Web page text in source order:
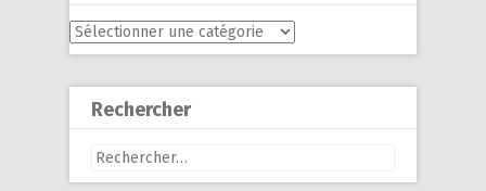
Menu
Rechercher
Rechercher :